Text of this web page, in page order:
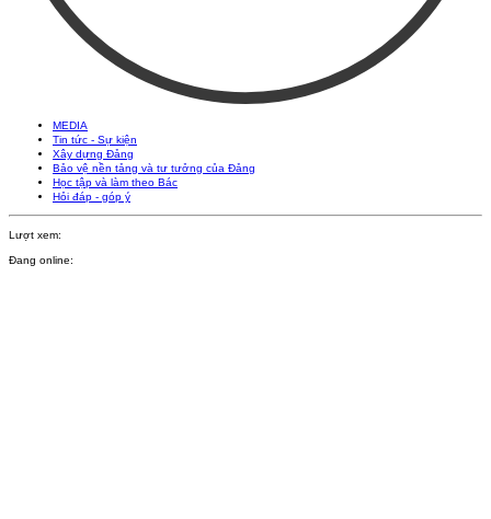
MEDIA
Tin tức - Sự kiện
Xây dựng Đảng
Bảo vệ nền tảng và tư tưởng của Đảng
Học tập và làm theo Bác
Hỏi đáp - góp ý
Lượt xem:
Đang online: